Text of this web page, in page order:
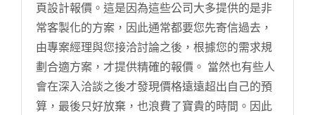
頁設計報價。這是因為這些公司大多提供的是非
常客製化的方案，因此通常都要您先寄信過去，
由專案經理與您接洽討論之後，根據您的需求規
劃合適方案，才提供精確的報價。 當然也有些人
會在深入洽談之後才發現價格遠遠超出自己的預
算，最後只好放棄，也浪費了寶貴的時間。因此